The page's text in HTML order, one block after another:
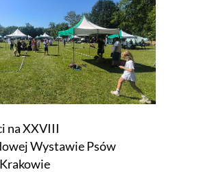
na XXVIII
Wystawie Psów